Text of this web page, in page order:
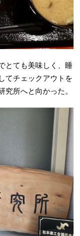
とても美味しく、睡
てチェックアウトを
究所へと向かった。